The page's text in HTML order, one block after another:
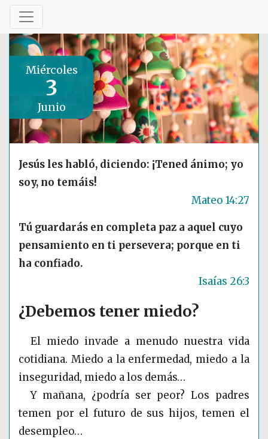
Miércoles
3
Junio
Jesús les habló, diciendo: ¡Tened ánimo; yo
soy, no temáis!
Mateo 14:27
Tú guardarás en completa paz a aquel cuyo
pensamiento en ti persevera; porque en ti
ha confiado.
Isaías 26:3
¿Debemos tener miedo?
El miedo invade a menudo nuestra vida
cotidiana. Miedo a la enfermedad, miedo a la
inseguridad, miedo a los demás…
Y mañana, ¿podría ser peor? Los padres
temen por el futuro de sus hijos, temen el
desempleo…